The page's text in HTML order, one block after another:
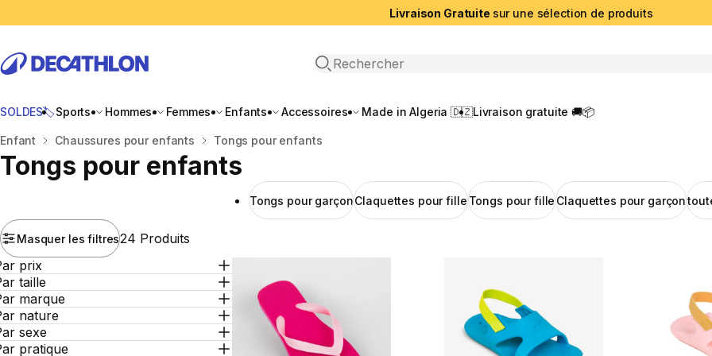
Livraison Gratuite sur une sélection de produits
Recherche ouverte
SOLDES🏷️Sports Hommes Femmes Enfants Accessoires Made in Algeria 🇩🇿Livraison gratuite 🚚📦
Accueil
Enfant Chaussures pour enfants Tongs pour enfants
Tongs pour enfants
Tongs pour garçonClaquettes pour fille Tongs pour fille Claquettes pour garçon
Masquer les filtres24 Produits
prix
taille
marque
nature
sexe
pratique